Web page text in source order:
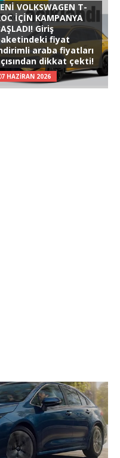
VOLKSWAGEN T-
İÇİN KAMPANYA
Giriş
fiyat
araba fiyatları
dikkat çekti!
7 HAZIRAN 2026